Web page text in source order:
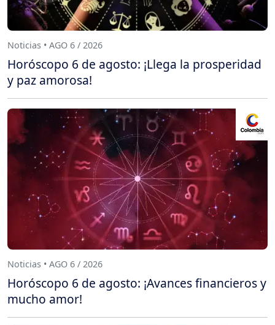
Noticias • AGO 6 / 2026
Horóscopo 6 de agosto: ¡Llega la prosperidad
y paz amorosa!
Noticias • AGO 6 / 2026
Horóscopo 6 de agosto: ¡Avances financieros y
mucho amor!